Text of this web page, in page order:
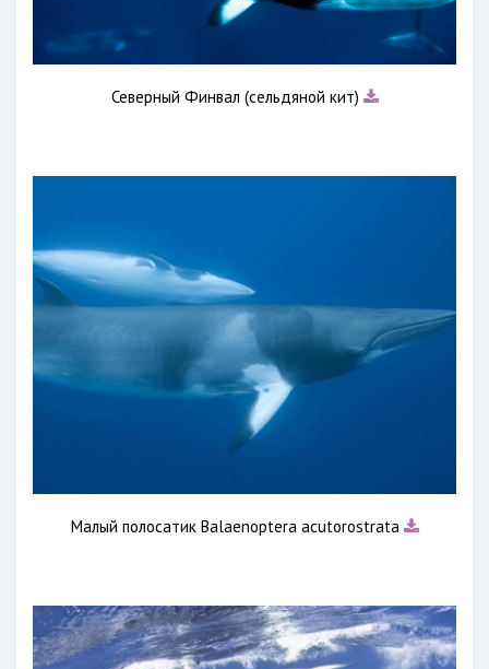
Северный Финвал (сельдяной кит)
Малый полосатик Balaenoptera acutorostrata